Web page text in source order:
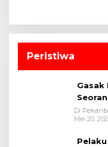
Peristiwa
Gasak
Bukit
Di
Mei 20,